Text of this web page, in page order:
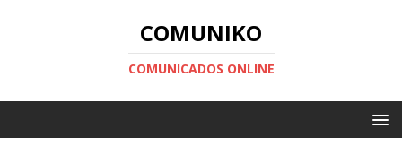
COMUNIKO
COMUNICADOS ONLINE